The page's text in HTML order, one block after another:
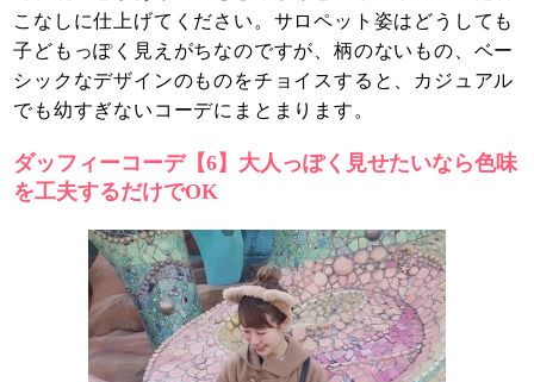
こなしに仕上げてください。サロペット姿はどうしても
子どもっぽく見えがちなのですが、柄のないもの、ベー
シックなデザインのものをチョイスすると、カジュアル
でも幼すぎないコーデにまとまります。
ダッフィーコーデ【6】大人っぽく見せたいなら色味
を工夫するだけでOK